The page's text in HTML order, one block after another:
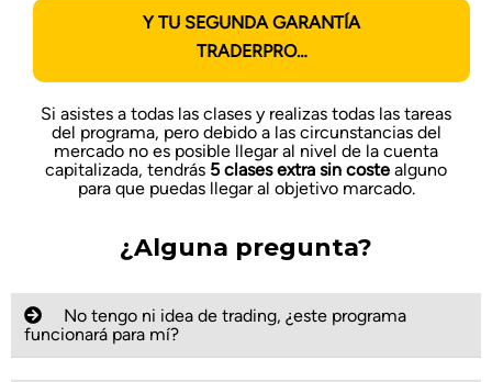
Y TU SEGUNDA GARANTÍA
TRADERPRO…
Si asistes a todas las clases y realizas todas las tareas
del programa, pero debido a las circunstancias del
mercado no es posible llegar al nivel de la cuenta
capitalizada, tendrás 5 clases extra sin coste alguno
para que puedas llegar al objetivo marcado.
¿Alguna pregunta?
No tengo ni idea de trading, ¿este programa
funcionará para mí?